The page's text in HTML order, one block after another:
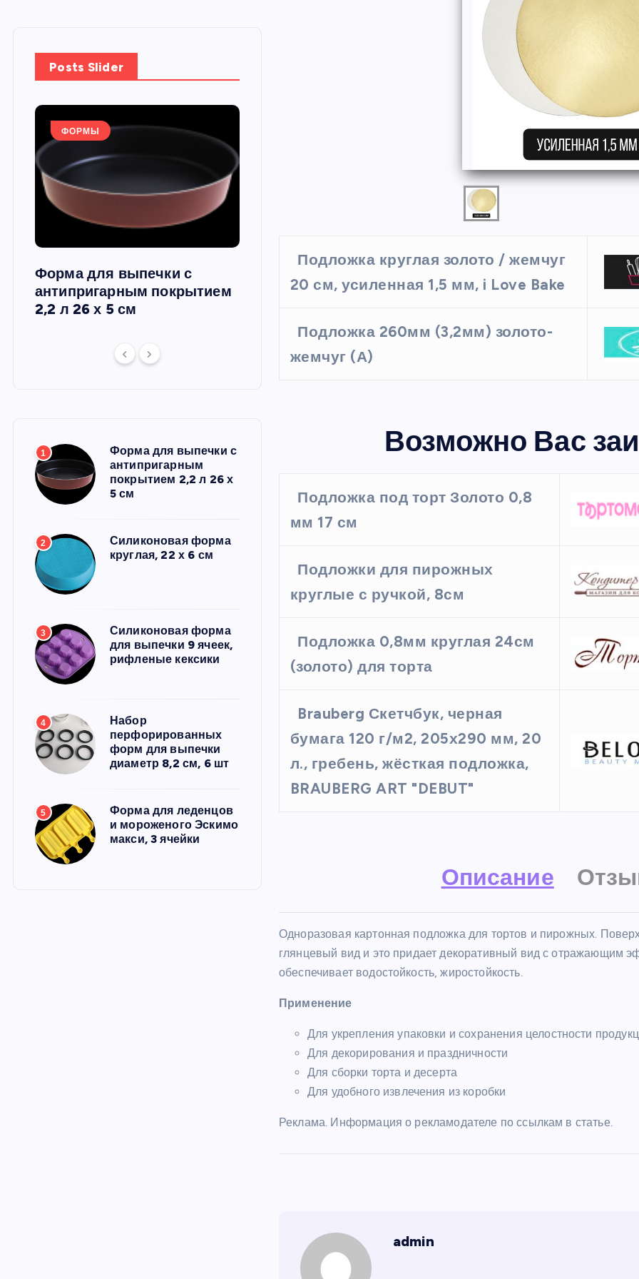
Posts Slider
ФОРМЫ
Форма для выпечки с
антипригарным покрытием
2,2 л 26 х 5 см
Силиконовая форма
круглая, 22 х 6 см
Силиконовая форма для
выпечки 9 ячеек,
1
Форма для выпечки с
антипригарным
покрытием 2,2 л 26 х
5 см
2
Силиконовая форма
круглая, 22 х 6 см
3
Силиконовая форма
для выпечки 9 ячеек,
рифленые кексики
4
Набор
перфорированных
форм для выпечки
диаметр 8,2 см, 6 шт
5
Форма для леденцов
и мороженого Эскимо
макси, 3 ячейки
Подложка круглая золото / жемчуг
20 см, усиленная 1,5 мм, i Love Bake
Подложка 260мм (3,2мм) золото-
жемчуг (А)
Возможно Вас
Подложка под торт Золото 0,8
мм 17 см
Подложки для пирожных
круглые с ручкой, 8см
Подложка 0,8мм круглая 24см
(золото) для торта
Brauberg Скетчбук, черная
бумага 120 г/м2, 205х290 мм, 20
л., гребень, жёсткая подложка,
BRAUBERG ART "DEBUT"
Описание
Одноразовая картонная подложка для тортов и пирожных.
глянцевый вид и это придает декоративный вид с отражающим
обеспечивает водостойкость, жиростойкость.
Применение
Для укрепления упаковки и сохранения целостности
Для декорирования и праздничности
Для сборки торта и десерта
Для удобного извлечения из коробки
Реклама. Информация о рекламодателе по ссылкам в статье.
admin